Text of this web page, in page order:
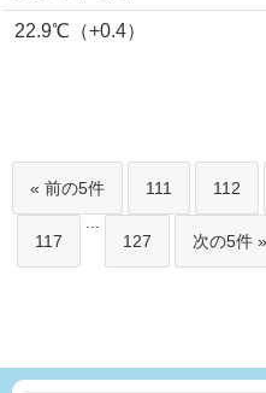
22.9℃（+0.4）
« 前の5件 111 112
117
...
127 次の5件 »